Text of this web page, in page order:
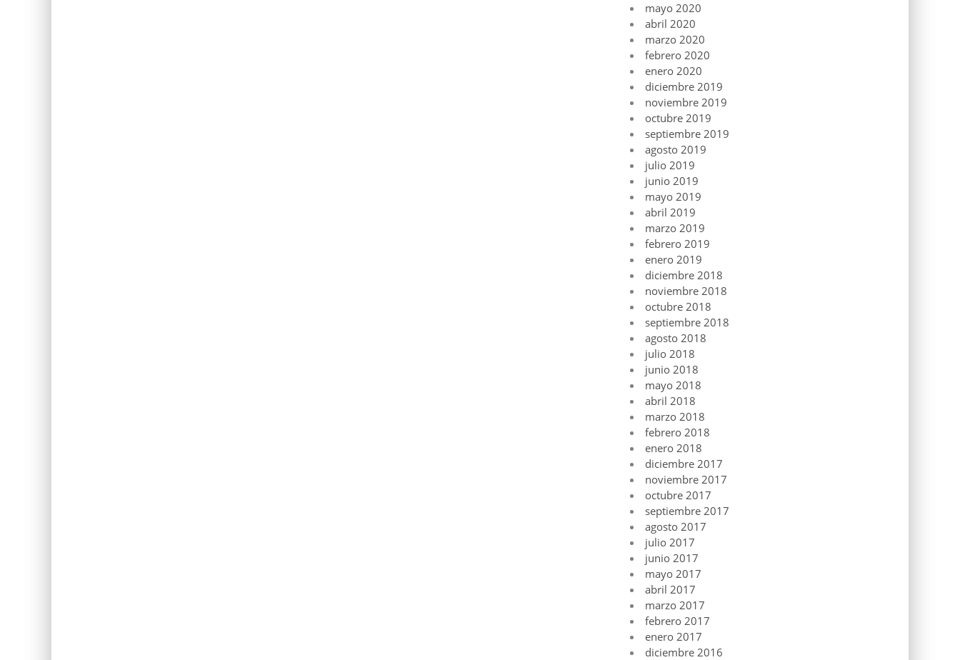
mayo 2020
abril 2020
marzo 2020
febrero 2020
enero 2020
diciembre 2019
noviembre 2019
octubre 2019
septiembre 2019
agosto 2019
julio 2019
junio 2019
mayo 2019
abril 2019
marzo 2019
febrero 2019
enero 2019
diciembre 2018
noviembre 2018
octubre 2018
septiembre 2018
agosto 2018
julio 2018
junio 2018
mayo 2018
abril 2018
marzo 2018
febrero 2018
enero 2018
diciembre 2017
noviembre 2017
octubre 2017
septiembre 2017
agosto 2017
julio 2017
junio 2017
mayo 2017
abril 2017
marzo 2017
febrero 2017
enero 2017
diciembre 2016